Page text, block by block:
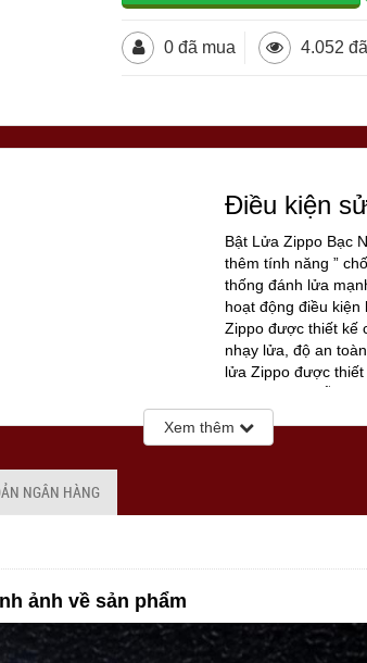
0 đã mua 4.052
vào thời điểm Quý
Điều kiện
Bật Lửa Zippo Bạc
thêm tính năng ”
thống đánh lửa
hoạt động điều
Zippo được thiết kế
nhạy lửa, độ an
lửa Zippo được
thổi mạnh, thậm chí
lửa.
Xem thêm
NGÂN HÀNG
ảnh về sản phẩm